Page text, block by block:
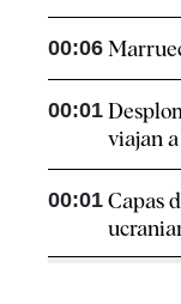
00:06
00:01
viajan
00:01 Capas